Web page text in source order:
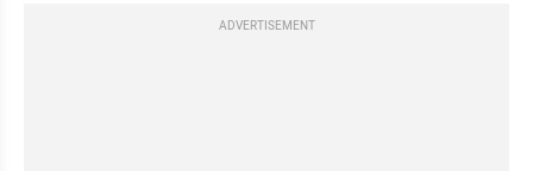
ADVERTISEMENT